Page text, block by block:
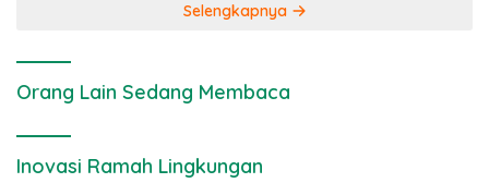
Selengkapnya
Orang Lain Sedang Membaca
Inovasi Ramah Lingkungan